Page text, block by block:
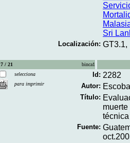
Sri
Localización: GT3.1,
7 / 21
binca1
selecciona
para imprimir
Id: 2282
Autor:
Título:
Fuente: